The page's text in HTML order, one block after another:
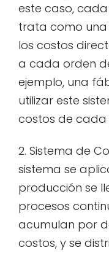
este caso,
trata como una
los costos
a cada orden
ejemplo, una
utilizar este
costos de cada
2. Sistema de
sistema se
producción se
procesos
acumulan por
costos, y se